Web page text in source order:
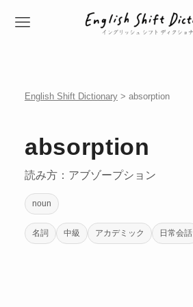
English Shift Dictionary> absorption
absorption
読み方：アブゾープション
noun
名詞 中級 アカデミック 日常会話